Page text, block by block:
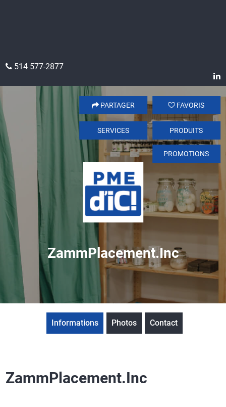
514 577-2877
ZammPlacement.Inc
FAVORIS
PARTAGER
PRODUITS
SERVICES
PROMOTIONS
Informations Photos Contact
ZammPlacement.Inc